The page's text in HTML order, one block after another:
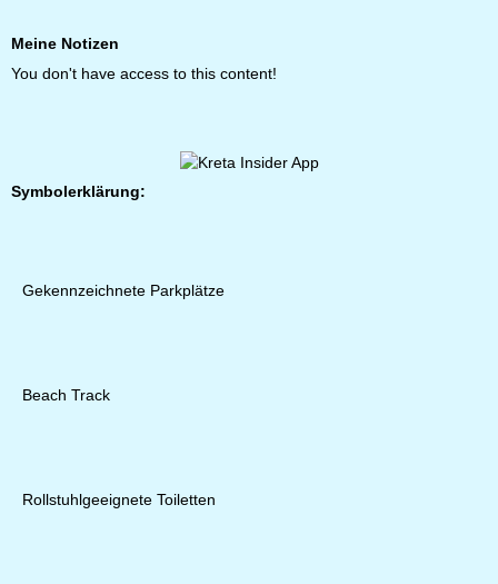
Meine Notizen
You don't have access to this content!
Symbolerklärung:
Gekennzeichnete Parkplätze
Beach Track
Rollstuhlgeeignete Toiletten